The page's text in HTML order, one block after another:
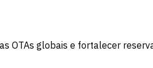
globais e fortalecer